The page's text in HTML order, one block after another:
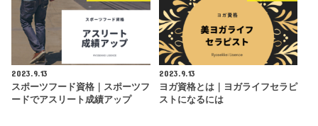
2023.9.13
スポーツフード資格｜スポーツフ
ードでアスリート成績アップ
2023.9.13
ヨガ資格とは｜ヨガライフセラピ
ストになるには